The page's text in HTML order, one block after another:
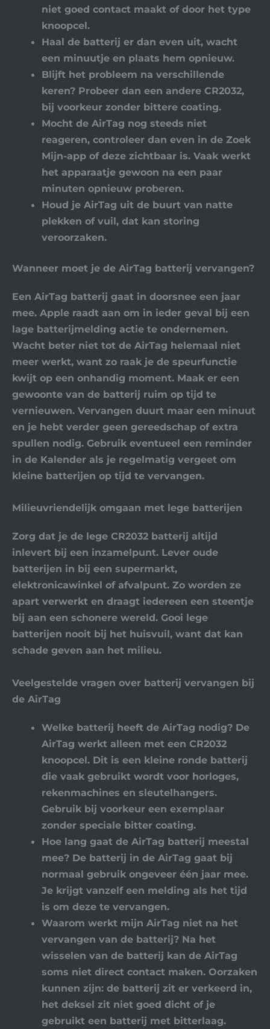
niet goed contact maakt of door het type
knoopcel.
Haal de batterij er dan even uit, wacht
een minuutje en plaats hem opnieuw.
Blijft het probleem na verschillende
keren? Probeer dan een andere CR2032,
bij voorkeur zonder bittere coating.
Mocht de AirTag nog steeds niet
reageren, controleer dan even in de Zoek
Mijn-app of deze zichtbaar is. Vaak werkt
het apparaatje gewoon na een paar
minuten opnieuw proberen.
Houd je AirTag uit de buurt van natte
plekken of vuil, dat kan storing
veroorzaken.
Wanneer moet je de AirTag batterij vervangen?
Een AirTag batterij gaat in doorsnee een jaar
mee. Apple raadt aan om in ieder geval bij een
lage batterijmelding actie te ondernemen.
Wacht beter niet tot de AirTag helemaal niet
meer werkt, want zo raak je de speurfunctie
kwijt op een onhandig moment. Maak er een
gewoonte van de batterij ruim op tijd te
vernieuwen. Vervangen duurt maar een minuut
en je hebt verder geen gereedschap of extra
spullen nodig. Gebruik eventueel een reminder
in de Kalender als je regelmatig vergeet om
kleine batterijen op tijd te vervangen.
Milieuvriendelijk omgaan met lege batterijen
Zorg dat je de lege CR2032 batterij altijd
inlevert bij een inzamelpunt. Lever oude
batterijen in bij een supermarkt,
elektronicawinkel of afvalpunt. Zo worden ze
apart verwerkt en draagt iedereen een steentje
bij aan een schonere wereld. Gooi lege
batterijen nooit bij het huisvuil, want dat kan
schade geven aan het milieu.
Veelgestelde vragen over batterij vervangen bij
de AirTag
Welke batterij heeft de AirTag nodig? De
AirTag werkt alleen met een CR2032
knoopcel. Dit is een kleine ronde batterij
die vaak gebruikt wordt voor horloges,
rekenmachines en sleutelhangers.
Gebruik bij voorkeur een exemplaar
zonder speciale bitter coating.
Hoe lang gaat de AirTag batterij meestal
mee? De batterij in de AirTag gaat bij
normaal gebruik ongeveer één jaar mee.
Je krijgt vanzelf een melding als het tijd
is om deze te vervangen.
Waarom werkt mijn AirTag niet na het
vervangen van de batterij? Na het
wisselen van de batterij kan de AirTag
soms niet direct contact maken. Oorzaken
kunnen zijn: de batterij zit er verkeerd in,
het deksel zit niet goed dicht of je
gebruikt een batterij met bitterlaag.